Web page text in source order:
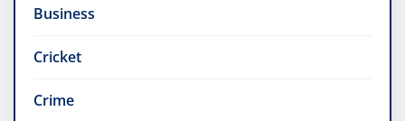
Business
Cricket
Crime